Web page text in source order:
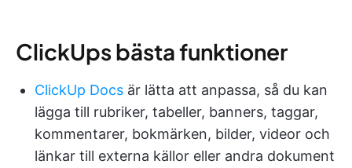
ClickUps bästa funktioner
ClickUp Docs är lätta att anpassa, så du kan
lägga till rubriker, tabeller, banners, taggar,
kommentarer, bokmärken, bilder, videor och
länkar till externa källor eller andra dokument